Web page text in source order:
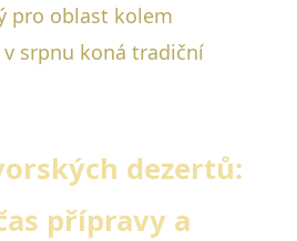
pro oblast kolem
srpnu koná tradiční
dezertů:
přípravy a